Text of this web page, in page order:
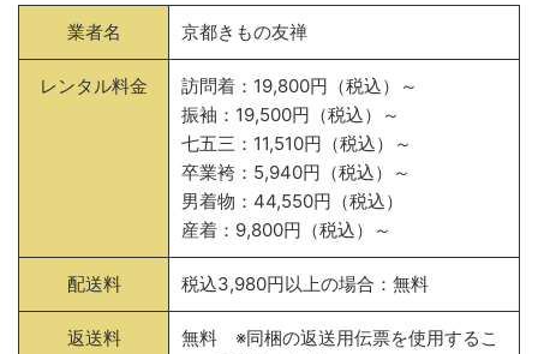
業者名 京都きもの友禅
レンタル料金
訪問着：19,800円（税込）～
振袖：19,500円（税込）～
七五三：11,510円（税込）～
卒業袴：5,940円（税込）～
男着物：44,550円（税込）
産着：9,800円（税込）～
配送料 税込3,980円以上の場合：無料
返送料
無料 ※同梱の返送用伝票を使用するこ